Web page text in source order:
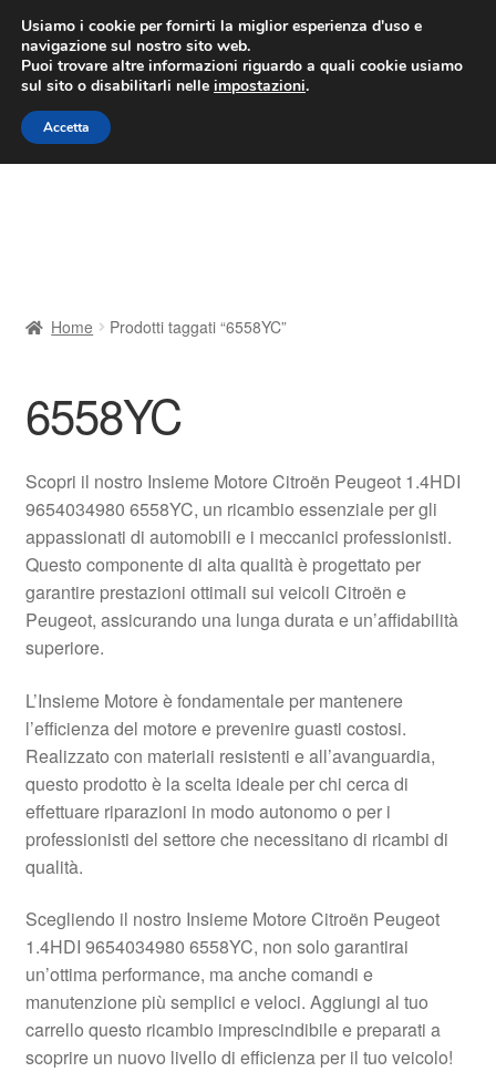
CONSEGNA da 7 EUR
Lun-Ven 9:00 - 16:00/800 580 290
Vai
alla
navigazione
Vai
al
contenuto
Contatto
Il mio account
Pagamenti
Politica sulla riservatezza
Procedura di Reclamo
Registratore di cassa
Rimostranza
Spedizione in tutto il mondo
Home Prodotti taggati “6558YC”
6558YC
Scopri il nostro Insieme Motore Citroën Peugeot 1.4HDI
9654034980 6558YC, un ricambio essenziale per gli
appassionati di automobili e i meccanici professionisti.
Questo componente di alta qualità è progettato per
garantire prestazioni ottimali sui veicoli Citroën e
Peugeot, assicurando una lunga durata e un’affidabilità
superiore.
L’Insieme Motore è fondamentale per mantenere
l’efficienza del motore e prevenire guasti costosi.
Realizzato con materiali resistenti e all’avanguardia,
questo prodotto è la scelta ideale per chi cerca di
effettuare riparazioni in modo autonomo o per i
professionisti del settore che necessitano di ricambi di
qualità.
Scegliendo il nostro Insieme Motore Citroën Peugeot
1.4HDI 9654034980 6558YC, non solo garantirai
un’ottima performance, ma anche comandi e
manutenzione più semplici e veloci. Aggiungi al tuo
carrello questo ricambio imprescindibile e preparati a
scoprire un nuovo livello di efficienza per il tuo veicolo!
Usiamo i cookie per fornirti la miglior esperienza d'uso e
navigazione sul nostro sito web.
Puoi trovare altre informazioni riguardo a quali cookie usiamo
sul sito o disabilitarli nelle impostazioni.
Accetta